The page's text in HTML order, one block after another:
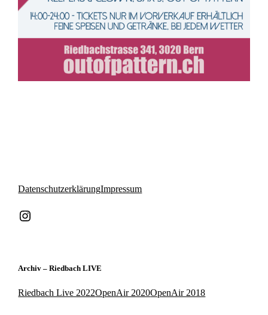
DatenschutzerklärungImpressum
Instagram
Archiv – Riedbach LIVE
Riedbach Live 2022OpenAir 2020OpenAir 2018